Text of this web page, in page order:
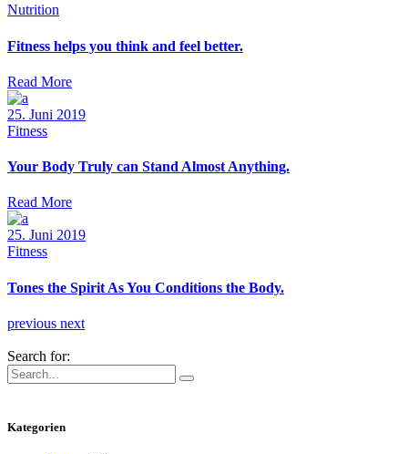
Nutrition
Fitness helps you think and feel better.
Read More
25. Juni 2019
Fitness
Your Body Truly can Stand Almost Anything.
Read More
25. Juni 2019
Fitness
Tones the Spirit As You Conditions the Body.
previous next
Search for:
Kategorien